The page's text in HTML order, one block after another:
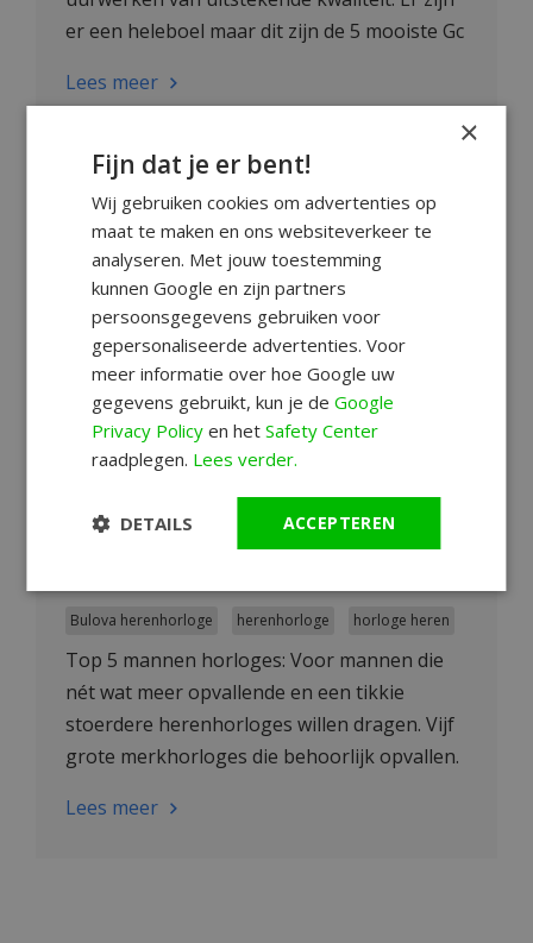
er een heleboel maar dit zijn de 5 mooiste Gc
Lees meer
Mannen horloges: Top 5
Bulova herenhorloge herenhorloge horloge heren
Top 5 mannen horloges: Voor mannen die
nét wat meer opvallende en een tikkie
stoerdere herenhorloges willen dragen. Vijf
grote merkhorloges die behoorlijk opvallen.
Lees meer
×
Fijn dat je er bent!
Wij gebruiken cookies om advertenties op
maat te maken en ons websiteverkeer te
analyseren. Met jouw toestemming
kunnen Google en zijn partners
persoonsgegevens gebruiken voor
gepersonaliseerde advertenties. Voor
meer informatie over hoe Google uw
gegevens gebruikt, kun je deGoogle
Privacy Policy en hetSafety Center
raadplegen. Lees verder.
ACCEPTEREN
DETAILS